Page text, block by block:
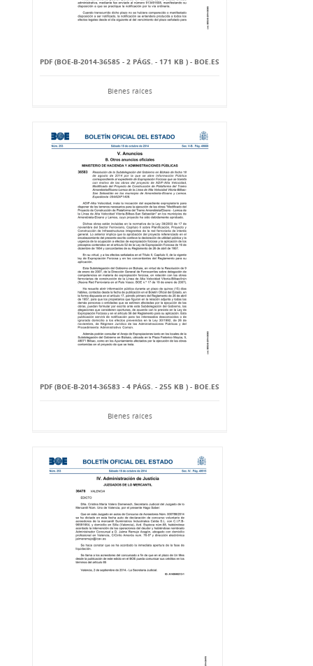
PDF (BOE-B-2014-36585 - 2 PÁGS. - 171 KB ) - BOE.ES
Bienes raíces
PDF (BOE-B-2014-36583 - 4 PÁGS. - 255 KB ) - BOE.ES
Bienes raíces